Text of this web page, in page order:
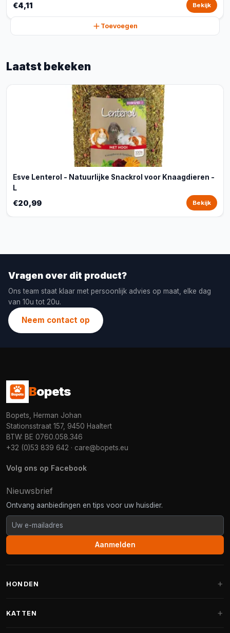
€4,11 Bekijk
Toevoegen
Laatst bekeken
Esve Lenterol - Natuurlijke Snackrol voor Knaagdieren -
L
€20,99 Bekijk
Vragen over dit product?
Ons team staat klaar met persoonlijk advies op maat, elke dag
van 10u tot 20u.
Neem contact op
Bopets
Bopets, Herman Johan
Stationsstraat 157, 9450 Haaltert
BTW: BE 0760.058.346
+32 (0)53 839 642 · care@bopets.eu
Volg ons op Facebook
Nieuwsbrief
Ontvang aanbiedingen en tips voor uw huisdier.
Aanmelden
HONDEN
KATTEN